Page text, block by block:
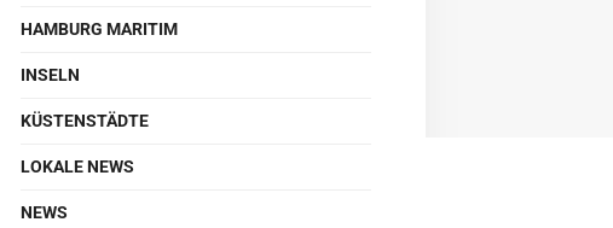
HAMBURG MARITIM
INSELN
KÜSTENSTÄDTE
LOKALE NEWS
NEWS